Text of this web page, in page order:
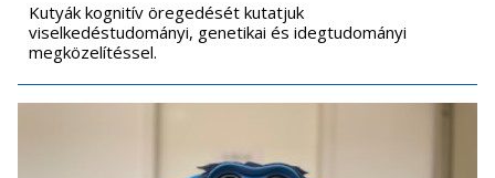
Kutyák kognitív öregedését kutatjuk
viselkedéstudományi, genetikai és idegtudományi
megközelítéssel.